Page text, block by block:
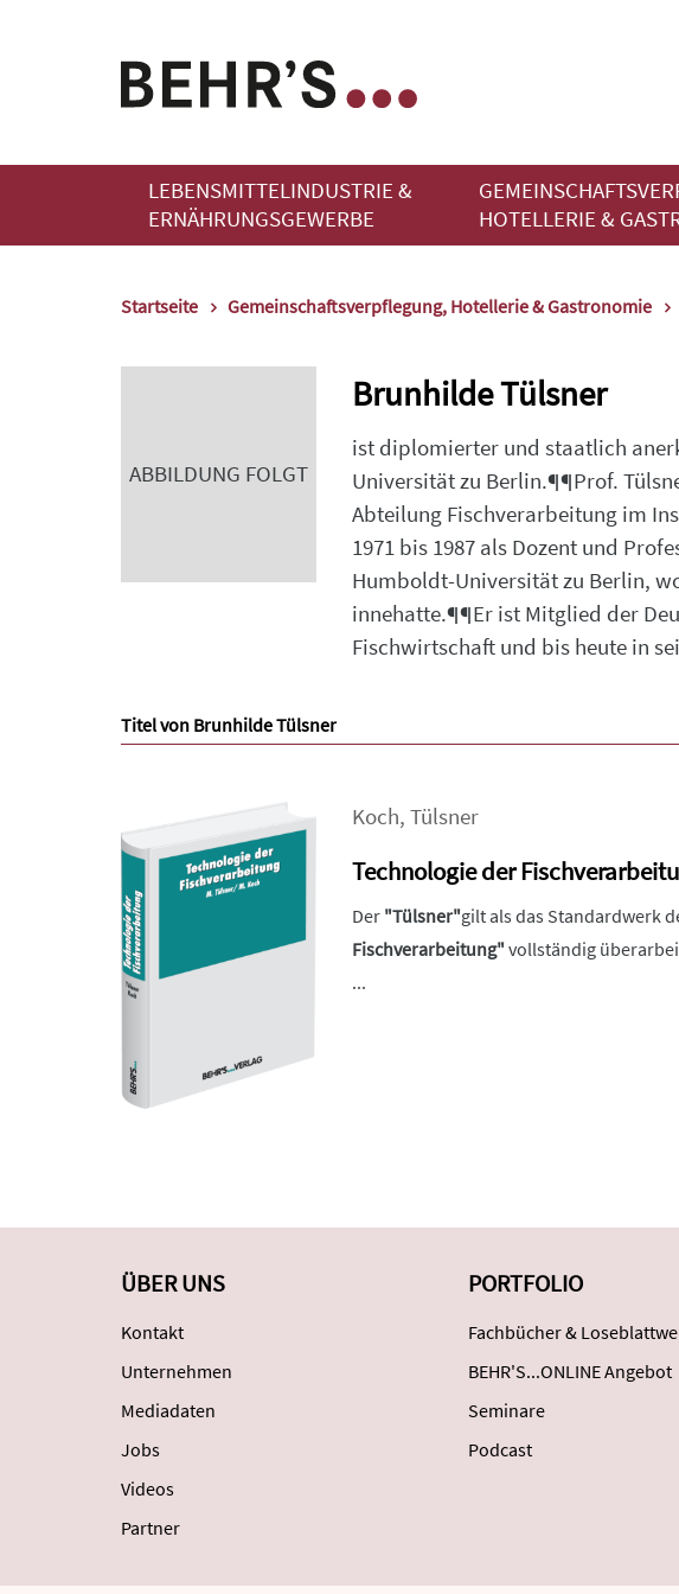
LEBENSMITTELINDUSTRIE &
ERNÄHRUNGSGEWERBE
HOTELLERIE &
Startseite Gemeinschaftsverpflegung, Hotellerie & Gastronomie
ABBILDUNG FOLGT
Brunhilde Tülsner
ist diplomierter und staatlich
Universität zu Berlin.¶¶Prof.
Abteilung Fischverarbeitung im
1971 bis 1987 als Dozent und
Humboldt-Universität zu Berlin,
innehatte.¶¶Er ist Mitglied der
Fischwirtschaft und bis heute in
Titel von Brunhilde Tülsner
Koch, Tülsner
Technologie der
Der "Tülsner"gilt als das Standardwerk
Fischverarbeitung"vollständig
...
ÜBER UNS
Kontakt
Unternehmen
Mediadaten
Jobs
Videos
Partner
PORTFOLIO
Fachbücher &
BEHR'S...ONLINE Angebot
Seminare
Podcast